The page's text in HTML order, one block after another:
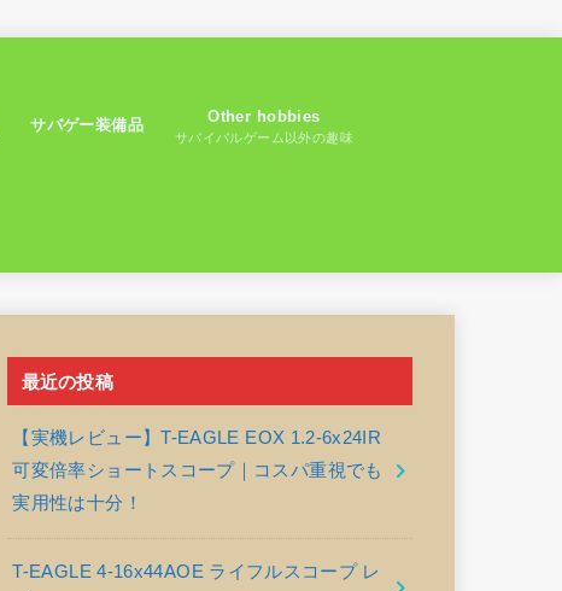
サバゲー装備品 Other hobbies
サバイバルゲーム以外の趣味
最近の投稿
【実機レビュー】T-EAGLE EOX 1.2-6x24IR
可変倍率ショートスコープ｜コスパ重視でも
実用性は十分！
T-EAGLE 4-16x44AOE ライフルスコープ レ